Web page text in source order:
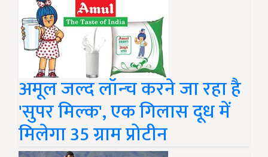
अमूल जल्द लॉन्‍च करने जा रहा है
'सुपर म‍िल्‍क', एक गिलास दूध में
मिलेगा 35 ग्राम प्रोटीन